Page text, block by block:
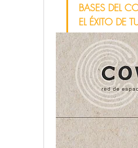
BASES DEL
EL ÉXITO DE